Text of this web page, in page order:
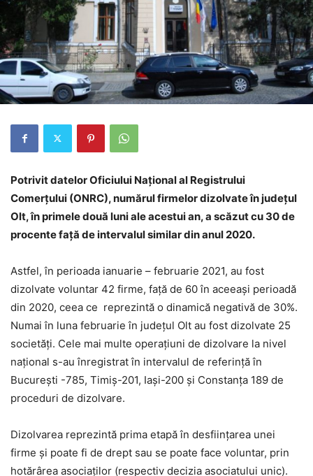
Potrivit datelor Oficiului Naţional al Registrului
Comerţului (ONRC), numărul firmelor dizolvate în judeţul
Olt, în primele două luni ale acestui an, a scăzut cu 30 de
procente faţă de intervalul similar din anul 2020.
Astfel, în perioada ianuarie – februarie 2021, au fost
dizolvate voluntar 42 firme, faţă de 60 în aceeaşi perioadă
din 2020, ceea ce reprezintă o dinamică negativă de 30%.
Numai în luna februarie în județul Olt au fost dizolvate 25
societăți. Cele mai multe operaţiuni de dizolvare la nivel
naţional s-au înregistrat în intervalul de referință în
Bucureşti -785, Timiș-201, Iași-200 și Constanța 189 de
proceduri de dizolvare.
Dizolvarea reprezintă prima etapă în desfiinţarea unei
firme şi poate fi de drept sau se poate face voluntar, prin
hotărârea asociaţilor (respectiv decizia asociatului unic).